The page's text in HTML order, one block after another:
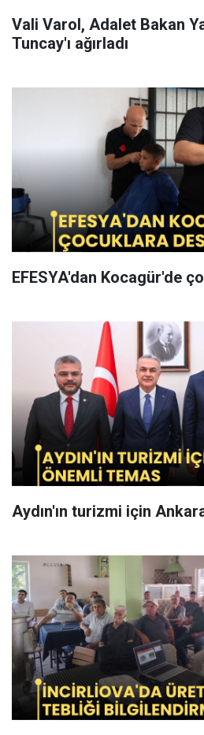
Vali Varol, Adalet Bakan
Tuncay'ı ağırladı
EFESYA'dan Kocagür'de
Aydın'ın turizmi için